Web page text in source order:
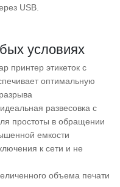
USB.
условиях
принтер этикеток с
оптимальную
развесовка с
простоты в обращении
емкости
к сети и не
объема печати